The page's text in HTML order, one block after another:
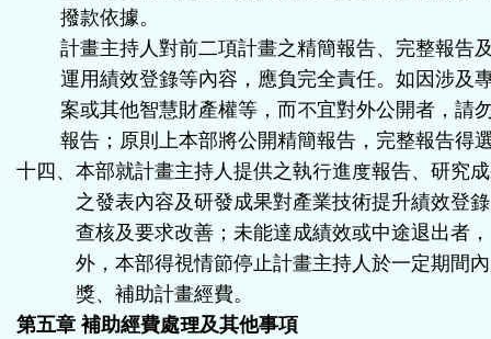
撥款依據。
計畫主持人對前二項計畫之精簡報告、完整報告
運用績效登錄等內容，應負完全責任。如因涉及
案或其他智慧財產權等，而不宜對外公開者，請
報告；原則上本部將公開精簡報告，完整報告得
十四、本部就計畫主持人提供之執行進度報告、研究
之發表內容及研發成果對產業技術提升績效登
查核及要求改善；未能達成績效或中途退出者
外，本部得視情節停止計畫主持人於一定期間
獎、補助計畫經費。
第五章 補助經費處理及其他事項